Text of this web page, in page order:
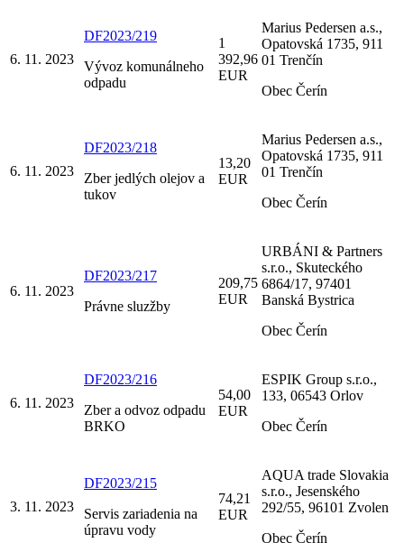
6. 11. 2023
DF2023/219
Vývoz komunálneho
odpadu
1
392,96
EUR
Marius Pedersen a.s.,
Opatovská 1735, 911
01 Trenčín
Obec Čerín
6. 11. 2023
DF2023/218
Zber jedlých olejov a
tukov
13,20
EUR
Marius Pedersen a.s.,
Opatovská 1735, 911
01 Trenčín
Obec Čerín
6. 11. 2023
DF2023/217
Právne sluzžby
209,75
EUR
URBÁNI & Partners
s.r.o., Skuteckého
6864/17, 97401
Banská Bystrica
Obec Čerín
6. 11. 2023
DF2023/216
Zber a odvoz odpadu
BRKO
54,00
EUR
ESPIK Group s.r.o.,
133, 06543 Orlov
Obec Čerín
3. 11. 2023
DF2023/215
Servis zariadenia na
úpravu vody
74,21
EUR
AQUA trade Slovakia
s.r.o., Jesenského
292/55, 96101 Zvolen
Obec Čerín